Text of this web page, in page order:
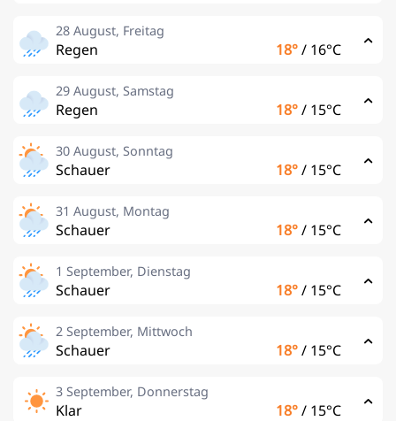
28 August, Freitag
Regen 18°/ 16°C
29 August, Samstag
Regen 18°/ 15°C
30 August, Sonntag
Schauer 18°/ 15°C
31 August, Montag
Schauer 18°/ 15°C
1 September, Dienstag
Schauer 18°/ 15°C
2 September, Mittwoch
Schauer 18°/ 15°C
3 September, Donnerstag
Klar 18°/ 15°C